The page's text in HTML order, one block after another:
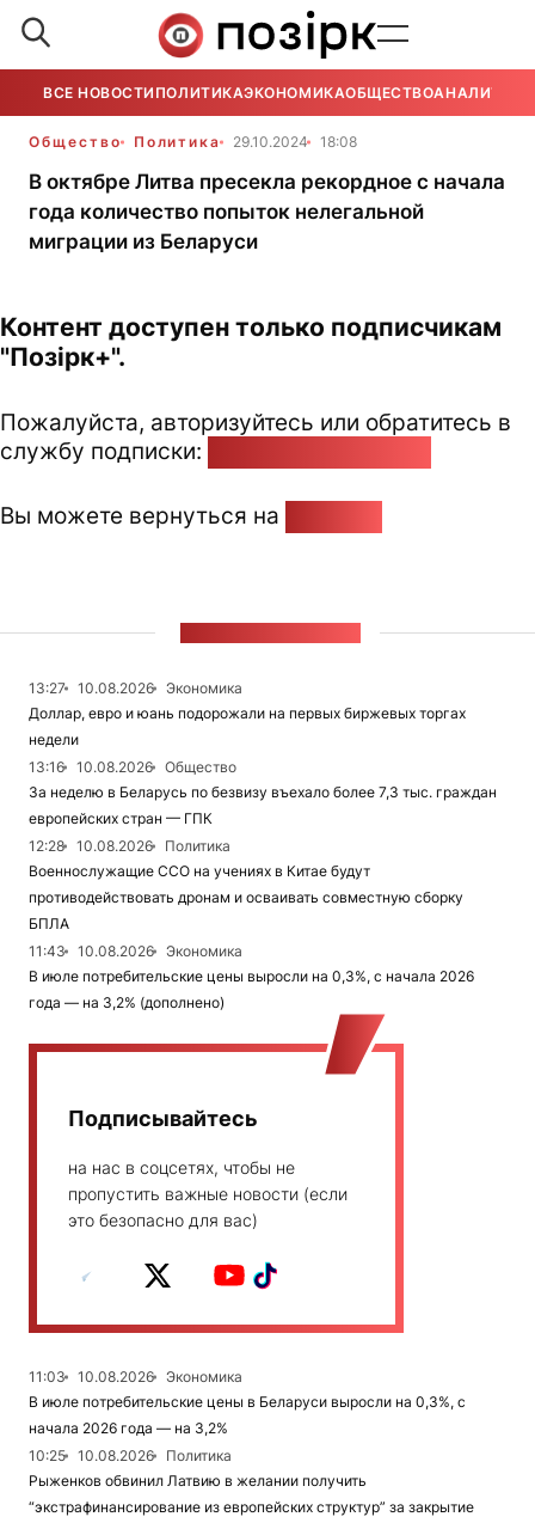
ВСЕ НОВОСТИ ПОЛИТИКАЭКОНОМИКАОБЩЕСТВОАНАЛИТИКА
Общество Политика 29.10.2024 18:08
В октябре Литва пресекла рекордное с начала
года количество попыток нелегальной
миграции из Беларуси
Контент доступен только подписчикам
"Позірк+".
Пожалуйста, авторизуйтесь или обратитесь в
службу подписки:
Вы можете вернуться на
13:27 10.08.2026
Экономика
Доллар, евро и юань подорожали на первых биржевых торгах
недели
13:16
10.08.2026
Общество
За неделю в Беларусь по безвизу въехало более 7,3 тыс. граждан
европейских стран — ГПК
12:28
10.08.2026
Политика
Военнослужащие ССО на учениях в Китае будут
противодействовать дронам и осваивать совместную сборку
БПЛА
11:43
10.08.2026
Экономика
В июле потребительские цены выросли на 0,3%, с начала 2026
года — на 3,2% (дополнено)
Подписывайтесь
на нас в соцсетях, чтобы не
пропустить важные новости (если
это безопасно для вас)
11:03 10.08.2026
Экономика
В июле потребительские цены в Беларуси выросли на 0,3%, с
начала 2026 года — на 3,2%
10:25
10.08.2026
Политика
Рыженков обвинил Латвию в желании получить
“экстрафинансирование из европейских структур” за закрытие